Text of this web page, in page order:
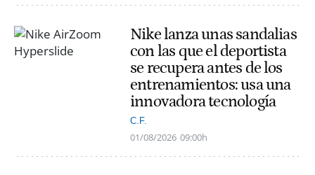
Nike lanza unas sandalias
con las que el deportista
se recupera antes de los
entrenamientos: usa una
innovadora tecnología
C.F.
01/08/2026 09:00h